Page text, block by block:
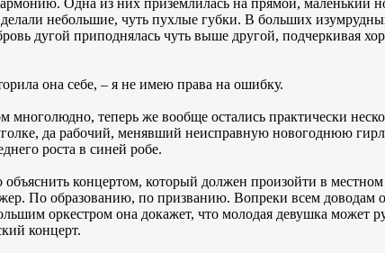
Одна из них приземлилась на прямой, маленький
небольшие, чуть пухлые губки. В больших
дугой приподнялась чуть выше другой, подчеркивая
она себе, – я не имею права на ошибку.
многолюдно, теперь же вообще остались практически
да рабочий, менявший неисправную новогоднюю
роста в синей робе.
концертом, который должен произойти в местном
По образованию, по призванию. Вопреки всем доводам
оркестром она докажет, что молодая девушка может
концерт.